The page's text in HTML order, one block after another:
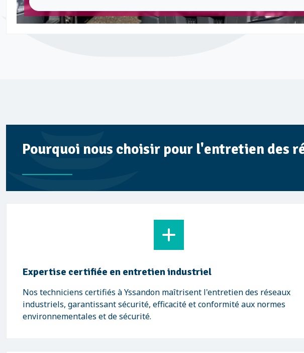
Pourquoi nous choisir pour l'entretien des
Expertise certifiée en entretien industriel
Nos techniciens certifiés à Yssandon maîtrisent l'entretien des réseaux
industriels, garantissant sécurité, efficacité et conformité aux normes
environnementales et de sécurité.